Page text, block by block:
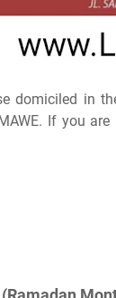
domiciled in
If you